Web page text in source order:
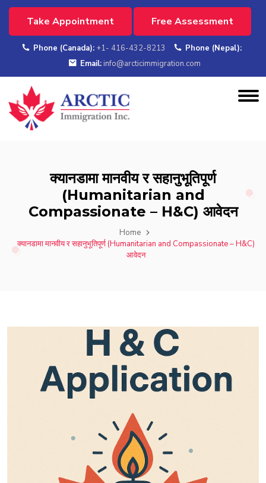
Take Appointment Free Assessment
Phone (Canada): +1- 416-432-8213
Phone (Nepal):
Email: info@arcticimmigration.com
क्यानडामा मानवीय र सहानुभूतिपूर्ण
(Humanitarian and
Compassionate – H&C) आवेदन
Home
क्यानडामा मानवीय र सहानुभूतिपूर्ण (Humanitarian and Compassionate – H&C)
आवेदन